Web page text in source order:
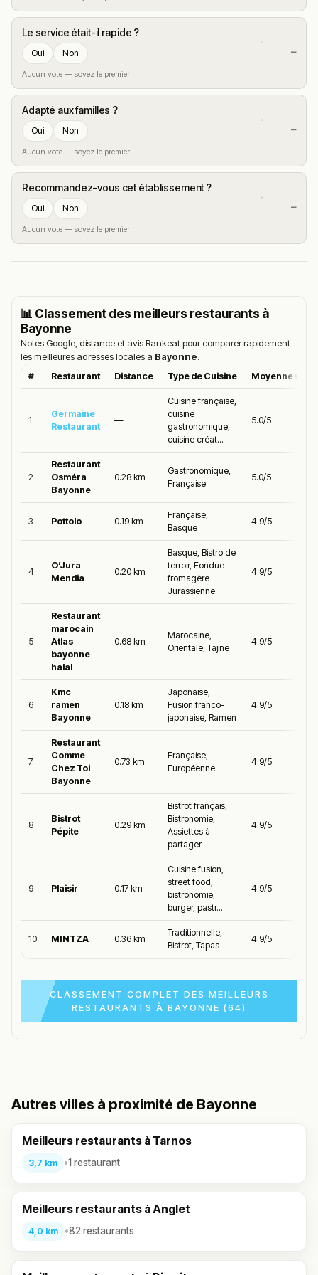
Le service était-il rapide ?
Oui Non
Aucun vote — soyez le premier
—
Adapté aux familles ?
Oui Non
Aucun vote — soyez le premier
—
Recommandez-vous cet établissement ?
Oui Non
Aucun vote — soyez le premier
—
📊 Classement des meilleurs restaurants à
Bayonne
Notes Google, distance et avis Rankeat pour comparer rapidement
les meilleures adresses locales à Bayonne.
# Restaurant Distance Type de Cuisine Moyenne
1
Germaine
Restaurant
—
Cuisine française,
cuisine
gastronomique,
cuisine créat...
5.0/5
2
Restaurant
Osméra
Bayonne
0.28 km
Gastronomique,
Française
5.0/5
3 Pottolo 0.19 km
Française,
Basque
4.9/5
4
O’Jura
Mendia
0.20 km
Basque, Bistro de
terroir, Fondue
fromagère
Jurassienne
4.9/5
5
Restaurant
marocain
Atlas
bayonne
halal
0.68 km
Marocaine,
Orientale, Tajine
4.9/5
6
Kmc
ramen
Bayonne
0.18 km
Japonaise,
Fusion franco-
japonaise, Ramen
4.9/5
7
Restaurant
Comme
Chez Toi
Bayonne
0.73 km
Française,
Européenne
4.9/5
8
Bistrot
Pépite
0.29 km
Bistrot français,
Bistronomie,
Assiettes à
partager
4.9/5
9 Plaisir 0.17 km
Cuisine fusion,
street food,
bistronomie,
burger, pastr...
4.9/5
10 MINTZA 0.36 km
Traditionnelle,
Bistrot, Tapas
4.9/5
CLASSEMENT COMPLET DES MEILLEURS
RESTAURANTS À BAYONNE (64)
Autres villes à proximité de Bayonne
Meilleurs restaurants à Tarnos
3,7 km •1 restaurant
Meilleurs restaurants à Anglet
4,0 km •82 restaurants